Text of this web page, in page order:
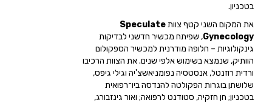
בטכניון.
את המקום השני קטף צוותSpeculate
Gynecology, שפיתח מכשיר חדשני לבדיקות
גינקולוגיות – חלופה מודרנית למכשיר הספקולום
הוותיק, שנמצא בשימוש אלפי שנים. את הצוות הרכיבו
ורדית רוזנטל, אנסטסיה נפומניאשצ'יה וגילי גיפס,
שלושתן בוגרות הפקולטה להנדסה ביו־רפואית
בטכניון; חן חזקיה, סטודנט לרפואה; ואור גינזבורג,